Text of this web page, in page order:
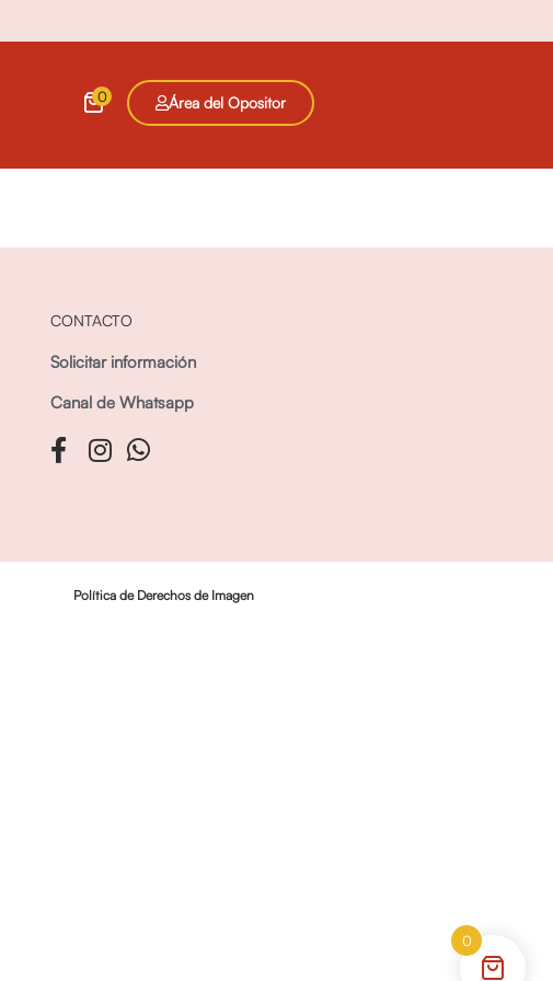
0 Área del Opositor
CONTACTO
Solicitar información
Canal de Whatsapp
Política de Derechos de Imagen
0